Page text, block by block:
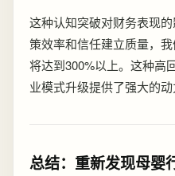
这种认知突破对财务表现
策效率和信任建立质量，
将达到300%以上。这种高
业模式升级提供了强大的动
总结：重新发现母婴